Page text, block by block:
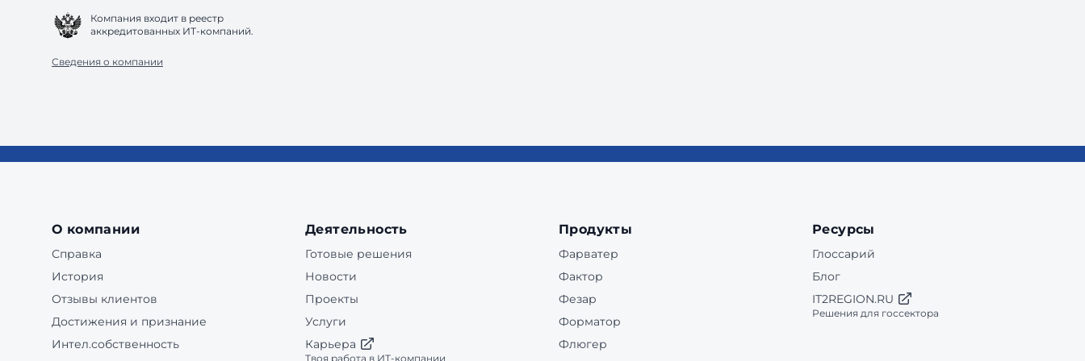
Компания входит в реестр
аккредитованных ИТ-компаний.
Сведения о компании
О компании
Справка
История
Отзывы клиентов
Достижения и признание
Интел.собственность
Деятельность
Готовые решения
Новости
Проекты
Услуги
Карьера
Твоя работа в ИТ-компании
Продукты
Фарватер
Фактор
Фезар
Форматор
Флюгер
Ресурсы
Глоссарий
Блог
IT2REGION.RU
Решения для госсектора